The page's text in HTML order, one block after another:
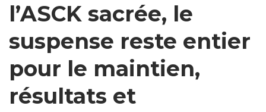
l’ASCK sacrée, le
suspense reste entier
pour le maintien,
résultats et